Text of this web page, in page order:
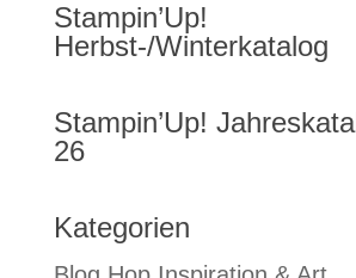
Stampin’Up!
Herbst-/Winterkatalog
Stampin’Up!
26
Kategorien